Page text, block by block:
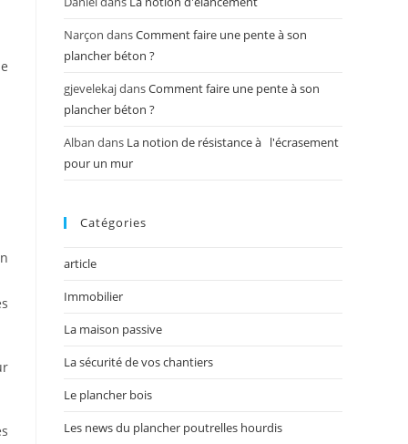
Narçon dansComment faire une pente à son
plancher béton ?
gjevelekajdansComment faire une pente à son
plancher béton ?
Alban dans La notion de résistance à l'écrasement
pour un mur
Catégories
article
Immobilier
La maison passive
La sécurité de vos chantiers
Le plancher bois
Les news du plancher poutrelles hourdis